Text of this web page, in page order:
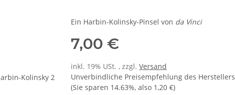
Ein Harbin-Kolinsky-Pinsel von da Vinci
7,00 €
inkl. 19% USt. , zzgl. Versand
Unverbindliche Preisempfehlung des Herstellers
(Sie sparen 14.63%, also 1,20 €)